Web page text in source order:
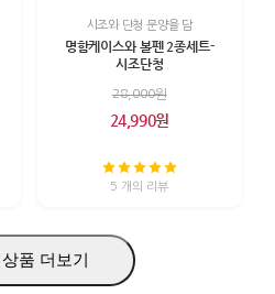
시조와 단청 문양을 담
명함케이스와 볼펜 2종세트-
시조단청
28,000원
24,990원
5 개의 리뷰
품 더보기